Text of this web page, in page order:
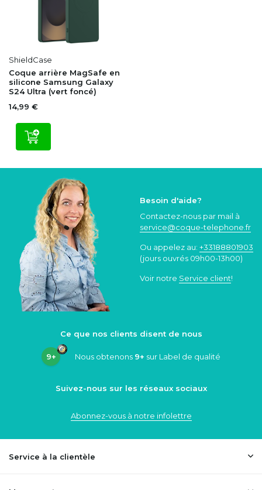
ShieldCase
Coque arrière MagSafe en
silicone Samsung Galaxy
S24 Ultra (vert foncé)
14,99 €
Besoin d'aide?
Contactez-nous par mail à
service@coque-telephone.fr
Ou appelez au: +33188801903
(jours ouvrés 09h00-13h00)
Voir notre Service client!
Ce que nos clients disent de nous
9+ Nous obtenons 9+ sur Label de qualité
Suivez-nous sur les réseaux sociaux
Abonnez-vous à notre infolettre
Service à la clientèle